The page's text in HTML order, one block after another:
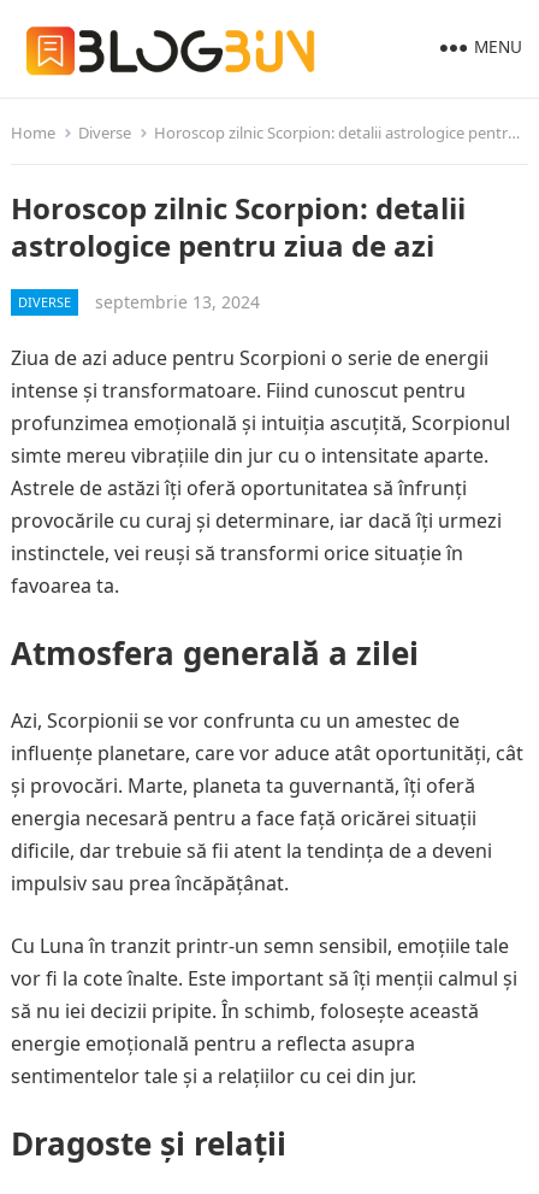
MENU
Home Diverse Horoscop zilnic Scorpion: detalii astrologice pentru ziua de azi
Horoscop zilnic Scorpion: detalii
astrologice pentru ziua de azi
DIVERSE septembrie 13, 2024
Ziua de azi aduce pentru Scorpioni o serie de energii
intense și transformatoare. Fiind cunoscut pentru
profunzimea emoțională și intuiția ascuțită, Scorpionul
simte mereu vibrațiile din jur cu o intensitate aparte.
Astrele de astăzi îți oferă oportunitatea să înfrunți
provocările cu curaj și determinare, iar dacă îți urmezi
instinctele, vei reuși să transformi orice situație în
favoarea ta.
Atmosfera generală a zilei
Azi, Scorpionii se vor confrunta cu un amestec de
influențe planetare, care vor aduce atât oportunități, cât
și provocări. Marte, planeta ta guvernantă, îți oferă
energia necesară pentru a face față oricărei situații
dificile, dar trebuie să fii atent la tendința de a deveni
impulsiv sau prea încăpățânat.
Cu Luna în tranzit printr-un semn sensibil, emoțiile tale
vor fi la cote înalte. Este important să îți menții calmul și
să nu iei decizii pripite. În schimb, folosește această
energie emoțională pentru a reflecta asupra
sentimentelor tale și a relațiilor cu cei din jur.
Dragoste și relații